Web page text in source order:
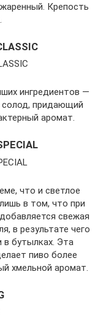
Крепость
ингредиентов —
солод, придающий
аромат.
что и светлое
в том, что при
свежая
в результате чего
в бутылках. Эта
пиво более
хмельной аромат.